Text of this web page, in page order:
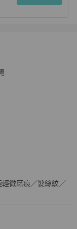
經典黑色皮革皮
微磨痕／髮絲紋／